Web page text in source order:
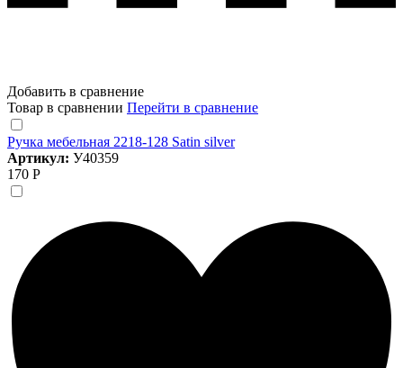
Добавить в сравнение
Товар в сравнении Перейти в сравнение
Ручка мебельная 2218-128 Satin silver
Артикул: У40359
170 Р